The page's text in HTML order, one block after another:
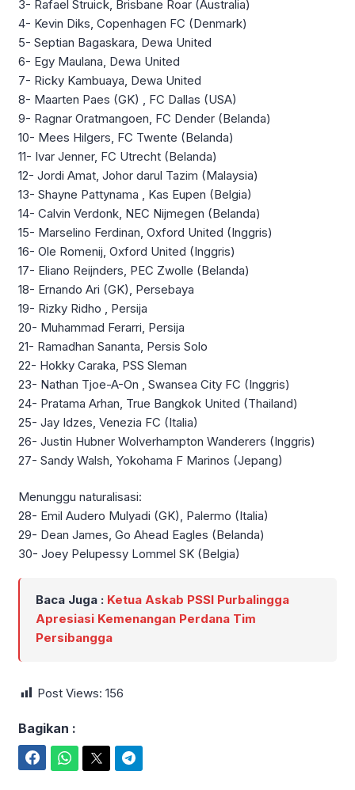
3- Rafael Struick, Brisbane Roar (Australia)
4- Kevin Diks, Copenhagen FC (Denmark)
5- Septian Bagaskara, Dewa United
6- Egy Maulana, Dewa United
7- Ricky Kambuaya, Dewa United
8- Maarten Paes (GK) , FC Dallas (USA)
9- Ragnar Oratmangoen, FC Dender (Belanda)
10- Mees Hilgers, FC Twente (Belanda)
11- Ivar Jenner, FC Utrecht (Belanda)
12- Jordi Amat, Johor darul Tazim (Malaysia)
13- Shayne Pattynama , Kas Eupen (Belgia)
14- Calvin Verdonk, NEC Nijmegen (Belanda)
15- Marselino Ferdinan, Oxford United (Inggris)
16- Ole Romenij, Oxford United (Inggris)
17- Eliano Reijnders, PEC Zwolle (Belanda)
18- Ernando Ari (GK), Persebaya
19- Rizky Ridho , Persija
20- Muhammad Ferarri, Persija
21- Ramadhan Sananta, Persis Solo
22- Hokky Caraka, PSS Sleman
23- Nathan Tjoe-A-On , Swansea City FC (Inggris)
24- Pratama Arhan, True Bangkok United (Thailand)
25- Jay Idzes, Venezia FC (Italia)
26- Justin Hubner Wolverhampton Wanderers (Inggris)
27- Sandy Walsh, Yokohama F Marinos (Jepang)
Menunggu naturalisasi:
28- Emil Audero Mulyadi (GK), Palermo (Italia)
29- Dean James, Go Ahead Eagles (Belanda)
30- Joey Pelupessy Lommel SK (Belgia)
Baca Juga : Ketua Askab PSSI Purbalingga
Apresiasi Kemenangan Perdana Tim
Persibangga
Post Views: 156
Bagikan :